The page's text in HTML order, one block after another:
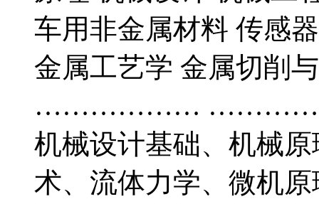
车用非金属材料 传感
金属工艺学 金属切削
………………
机械设计基础、机械
术、流体力学、微机